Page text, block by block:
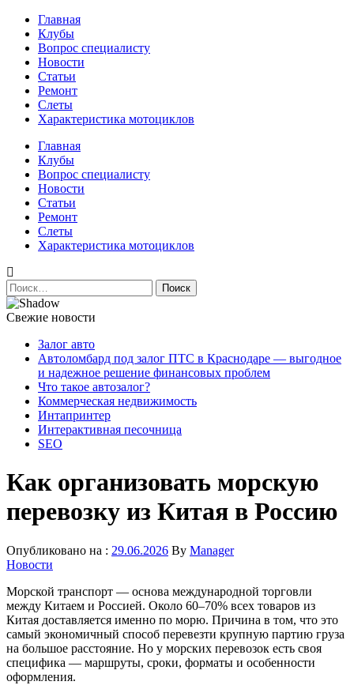
Перейти
содержимому
Главная
Клубы
Вопрос специалисту
Новости
Статьи
Ремонт
Слеты
Характеристика мотоциклов
Авто и мото сайт
Главная
Клубы
Вопрос специалисту
Новости
Статьи
Ремонт
Слеты
Характеристика мотоциклов
Найти:
Свежие новости
Залог авто
Автоломбард под залог ПТС в Краснодаре — выгодное
и надежное решение финансовых проблем
Что такое автозалог?
Коммерческая недвижимость
Интапринтер
Интерактивная песочница
SEO
Как организовать морскую
перевозку из Китая в Россию
Опубликовано на : 29.06.2026 By Manager
Новости
Морской транспорт — основа международной торговли
между Китаем и Россией. Около 60–70% всех товаров из
Китая доставляется именно по морю. Причина в том, что это
самый экономичный способ перевезти крупную партию груза
на большое расстояние. Но у морских перевозок есть своя
специфика — маршруты, сроки, форматы и особенности
оформления.